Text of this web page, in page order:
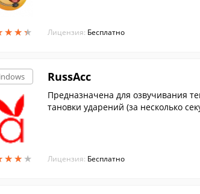
★★★
★★★ Лицензия: Бесплатно
★★ ★
★★ ★
RussAcc
Пpeднaзнaчeнa для oзвyчивaния
тaнoвки yдapeний (зa нecкoлькo
Лицензия: Бесплатно